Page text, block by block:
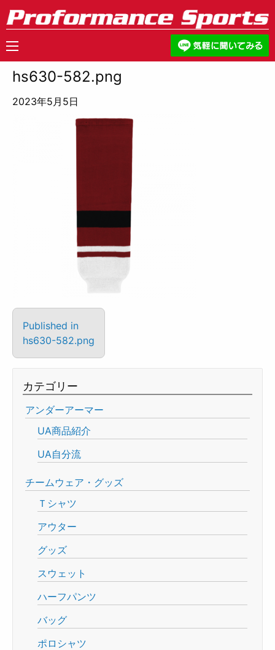
hs630-582.png
2023年5月5日
Published in
hs630-582.png
カテゴリー
アンダーアーマー
UA商品紹介
UA自分流
チームウェア・グッズ
Ｔシャツ
アウター
グッズ
スウェット
ハーフパンツ
バッグ
ポロシャツ